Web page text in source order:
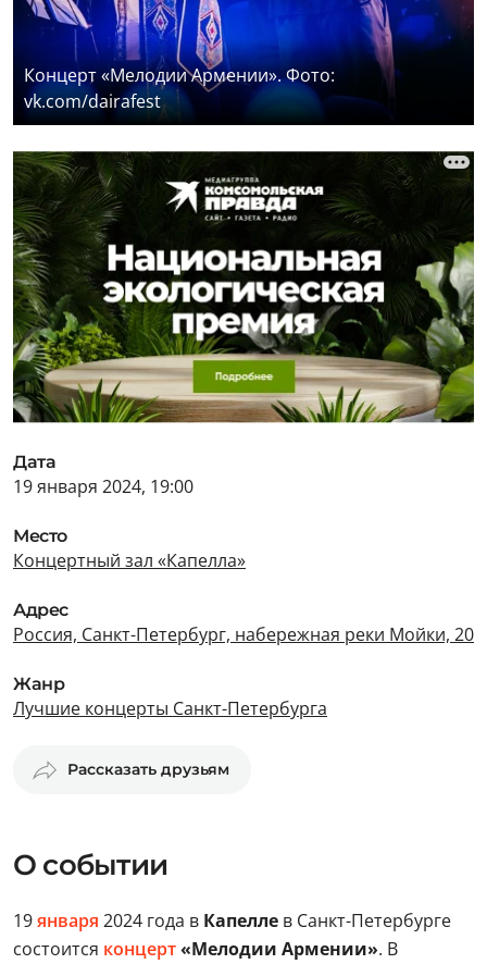
Концерт «Мелодии Армении». Фото:
vk.com/dairafest
Дата
19 января 2024, 19:00
Место
Концертный зал «Капелла»
Адрес
Россия, Санкт-Петербург, набережная реки Мойки, 20
Жанр
Лучшие концерты Санкт-Петербурга
Рассказать друзьям
О событии
19января 2024 года в Капелле в Санкт-Петербурге
состоится концерт«Мелодии Армении». В